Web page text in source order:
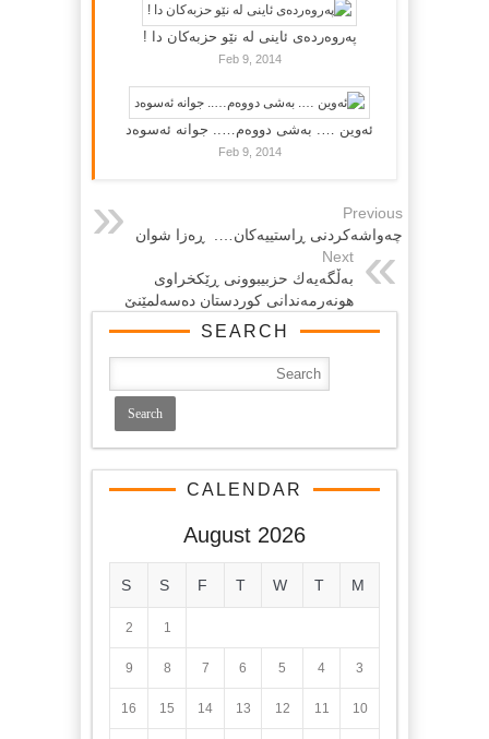
پەروەردەی ئاینی لە نێو حزبەکان دا !
Feb 9, 2014
ئەوین …. بەشی دووەم….. جوانە ئەسوەد
Feb 9, 2014
Previous
چه‌واشه‌كردنی ڕاستییه‌كان…. ‌ ڕه‌زا شوان
Next
به‌ڵگه‌یه‌ك حزبیبوونی ڕێكخراوی
هونه‌رمه‌ندانی كوردستان ده‌سه‌لمێنێ
SEARCH
CALENDAR
August 2026
M
T
W
T
F
S
S
1
2
3
4
5
6
7
8
9
10
11
12
13
14
15
16